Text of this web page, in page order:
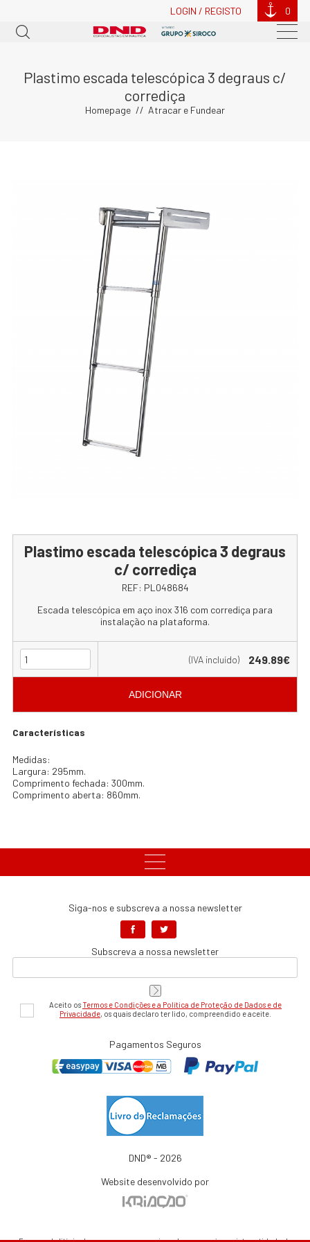
LOGIN / REGISTO 0
Plastimo escada telescópica 3 degraus c/
corrediça
Homepage Atracar e Fundear
Plastimo escada telescópica 3 degraus
c/ corrediça
REF: PL048684
Escada telescópica em aço inox 316 com corrediça para
instalação na plataforma.
(IVA incluído) 249.89€
ADICIONAR
Características
Medidas:
Largura: 295mm.
Comprimento fechada: 300mm.
Comprimento aberta: 860mm.
Siga-nos e subscreva a nossa newsletter
Subscreva a nossa newsletter
Aceito osTermos e Condições e a Política de Proteção de Dados e de
Privacidade, os quais declaro ter lido, compreendido e aceite.
Pagamentos Seguros
DND® - 2026
Website desenvolvido por